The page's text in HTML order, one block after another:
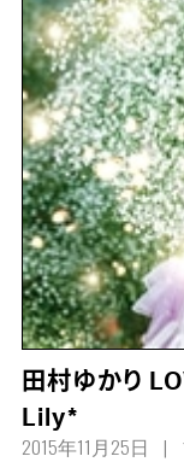
田村ゆかり
Lily*
2015年11月25日